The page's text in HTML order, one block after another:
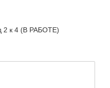
2 к 4 (В РАБОТЕ)